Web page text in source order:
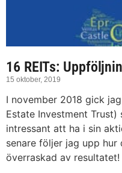
16 REITs:
15 oktober, 2019
I november 2018 gick
Estate Investment Trust)
intressant att ha i sin
senare följer jag upp
överraskad av resultatet!